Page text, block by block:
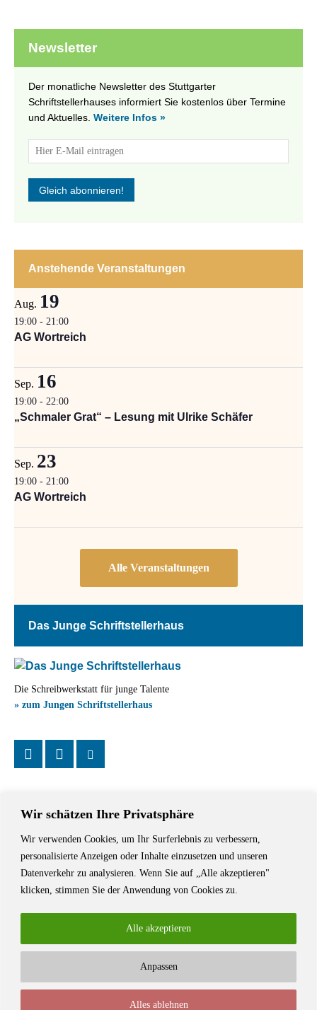
Wir schätzen Ihre Privatsphäre
Wir verwenden Cookies, um Ihr Surferlebnis zu verbessern,
personalisierte Anzeigen oder Inhalte einzusetzen und unseren
Datenverkehr zu analysieren. Wenn Sie auf „Alle akzeptieren"
klicken, stimmen Sie der Anwendung von Cookies zu.
Anpassen
Alles ablehnen
Alle akzeptieren
Newsletter
Der monatliche Newsletter des Stuttgarter
Schriftstellerhauses informiert Sie kostenlos über Termine
und Aktuelles. Weitere Infos »
Anstehende Veranstaltungen
Aug. 19
19:00 - 21:00
AG Wortreich
Sep. 16
19:00 - 22:00
„Schmaler Grat“ – Lesung mit Ulrike Schäfer
Sep. 23
19:00 - 21:00
AG Wortreich
Das Junge Schriftstellerhaus
Die Schreibwerkstatt für junge Talente
» zum Jungen Schriftstellerhaus
Das Schriftstellerhaus ist ein beliebter Treffpunkt für Autorinnen und
Autoren aus Stuttgart und der Region sowie ein Veranstaltungsort für
Lesungen, Tagungen und Schreibwerkstätten.
© Stuttgarter Schriftstellerhaus